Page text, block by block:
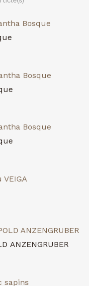
ANZENGRUBER